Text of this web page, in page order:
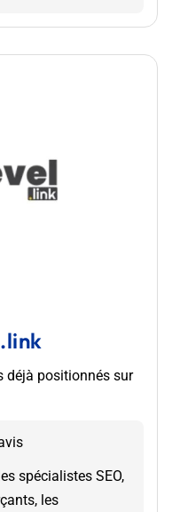
déjà positionnés sur
spécialistes SEO,
les